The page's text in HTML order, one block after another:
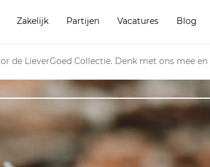
Zakelijk Partijen Vacatures Blog
de LieverGoed Collectie. Denk met ons mee en